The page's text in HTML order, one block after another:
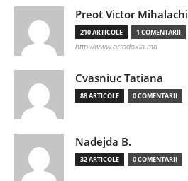
Preot Victor Mihalachi
210 ARTICOLE 1 COMENTARII
http://www.ortodoxia.md
Cvasniuc Tatiana
88 ARTICOLE 0 COMENTARII
Nadejda B.
32 ARTICOLE 0 COMENTARII